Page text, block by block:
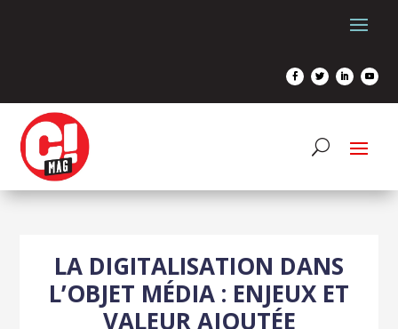
LA DIGITALISATION DANS
L’OBJET MÉDIA : ENJEUX ET
VALEUR AJOUTÉE